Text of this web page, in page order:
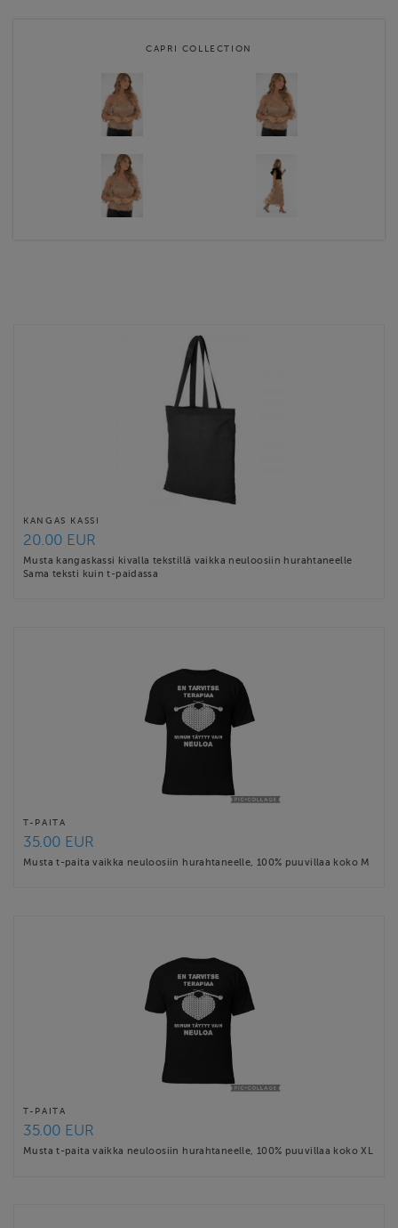
CAPRI COLLECTION
KANGAS KASSI
20.00 EUR
Musta kangaskassi kivalla tekstillä vaikka neuloosiin hurahtaneelle
Sama teksti kuin t-paidassa
T-PAITA
35.00 EUR
Musta t-paita vaikka neuloosiin hurahtaneelle, 100% puuvillaa koko M
T-PAITA
35.00 EUR
Musta t-paita vaikka neuloosiin hurahtaneelle, 100% puuvillaa koko XL